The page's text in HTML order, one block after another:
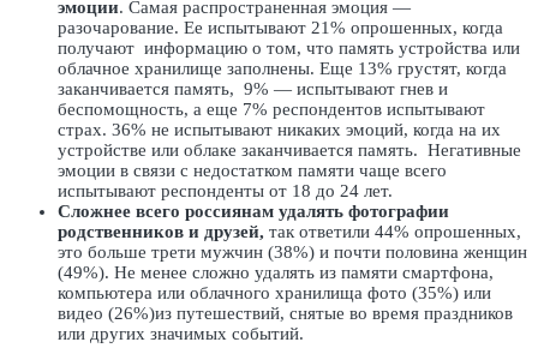
эмоции. Самая распространенная эмоция —
разочарование. Ее испытывают 21% опрошенных, когда
получают информацию о том, что память устройства или
облачное хранилище заполнены. Еще 13% грустят, когда
заканчивается память, 9% — испытывают гнев и
беспомощность, а еще 7% респондентов испытывают
страх. 36% не испытывают никаких эмоций, когда на их
устройстве или облаке заканчивается память. Негативные
эмоции в связи с недостатком памяти чаще всего
испытывают респонденты от 18 до 24 лет.
Сложнее всего россиянам удалять фотографии
родственников и друзей, так ответили 44% опрошенных,
это больше трети мужчин (38%) и почти половина женщин
(49%). Не менее сложно удалять из памяти смартфона,
компьютера или облачного хранилища фото (35%) или
видео (26%)из путешествий, снятые во время праздников
или других значимых событий.